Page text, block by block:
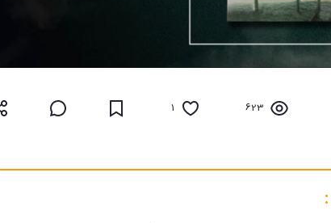
623
1